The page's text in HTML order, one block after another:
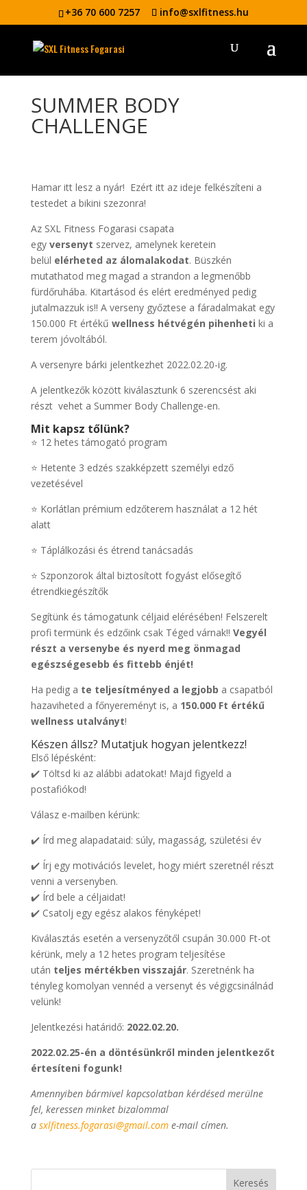
+36 70 600 7257 info@sxlfitness.hu
SUMMER BODY
CHALLENGE
Hamar itt lesz a nyár! Ezért itt az ideje felkészíteni a
testedet a bikini szezonra!
Az SXL Fitness Fogarasi csapata
egy versenyt szervez, amelynek keretein
belül elérheted az álomalakodat. Büszkén
mutathatod meg magad a strandon a legmenőbb
fürdőruhába. Kitartásod és elért eredményed pedig
jutalmazzuk is!! A verseny győztese a fáradalmakat egy
150.000 Ft értékű wellness hétvégén pihenheti ki a
terem jóvoltából.
A versenyre bárki jelentkezhet 2022.02.20-ig.
A jelentkezők között kiválasztunk 6 szerencsést aki
részt vehet a Summer Body Challenge-en.
Mit kapsz tőlünk?
⭐ 12 hetes támogató program
⭐ Hetente 3 edzés szakképzett személyi edző
vezetésével
⭐ Korlátlan prémium edzőterem használat a 12 hét
alatt
⭐ Táplálkozási és étrend tanácsadás
⭐ Szponzorok által biztosított fogyást elősegítő
étrendkiegészítők
Segítünk és támogatunk céljaid elérésében! Felszerelt
profi termünk és edzőink csak Téged várnak!! Vegyél
részt a versenybe és nyerd meg önmagad
egészségesebb és fittebb énjét!
Ha pedig a te teljesítményed a legjobb a csapatból
hazaviheted a főnyereményt is, a 150.000 Ft értékű
wellness utalványt!
Készen állsz? Mutatjuk hogyan jelentkezz!
Első lépésként:
✔️ Töltsd ki az alábbi adatokat! Majd figyeld a
postafiókod!
Válasz e-mailben kérünk:
✔️ Írd meg alapadataid: súly, magasság, születési év
✔️ Írj egy motivációs levelet, hogy miért szeretnél részt
venni a versenyben.
✔️ Írd bele a céljaidat!
✔️ Csatolj egy egész alakos fényképet!
Kiválasztás esetén a versenyzőtől csupán 30.000 Ft-ot
kérünk, mely a 12 hetes program teljesítése
után teljes mértékben visszajár. Szeretnénk ha
tényleg komolyan vennéd a versenyt és végigcsinálnád
velünk!
Jelentkezési határidő: 2022.02.20.
2022.02.25-én a döntésünkről minden jelentkezőt
értesíteni fogunk!
Amennyiben bármivel kapcsolatban kérdésed merülne
fel, keressen minket bizalommal
a sxlfitness.fogarasi@gmail.com e-mail címen.
Keresés